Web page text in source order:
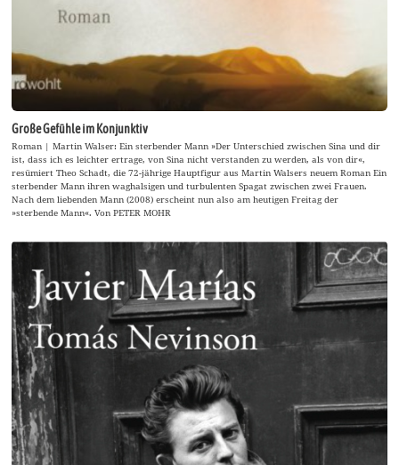
Große Gefühle im Konjunktiv
Roman | Martin Walser: Ein sterbender Mann »Der Unterschied zwischen Sina und dir
ist, dass ich es leichter ertrage, von Sina nicht verstanden zu werden, als von dir«,
resümiert Theo Schadt, die 72-jährige Hauptfigur aus Martin Walsers neuem Roman Ein
sterbender Mann ihren waghalsigen und turbulenten Spagat zwischen zwei Frauen.
Nach dem liebenden Mann (2008) erscheint nun also am heutigen Freitag der
»sterbende Mann«. Von PETER MOHR